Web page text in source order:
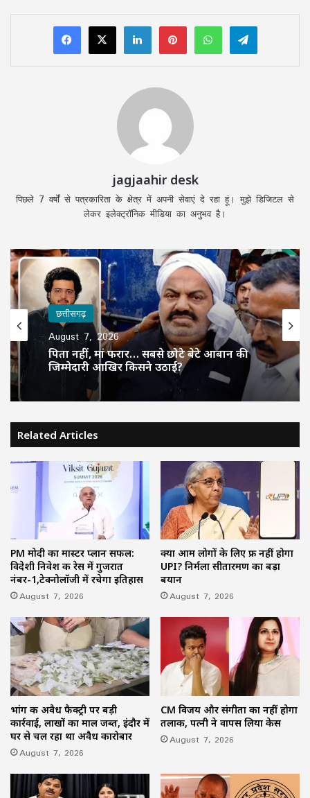
LinkedInPinterestWhatsAppTelegram
jagjaahir desk
पिछले 7 वर्षों से पत्रकारिता के क्षेत्र में अपनी सेवाएं दे रहा हूं। मुझे डिजिटल से
लेकर इलेक्ट्रॉनिक मीडिया का अनुभव है।
छत्तीसगढ़
August 7, 2026
पिता नहीं, मां फरार… सबसे छोटे बेटे आबान की
जिम्मेदारी आखिर किसने उठाई?
Related Articles
PM मोदी का मास्टर प्लान सफल:
विदेशी निवेश की रेस में गुजरात
नंबर-1,टेक्नोलॉजी में रचेगा इतिहास
August 7, 2026
क्या आम लोगों के लिए फ्री नहीं होगा
UPI? निर्मला सीतारमण का बड़ा
बयान
August 7, 2026
भांग की अवैध फैक्ट्री पर बड़ी
कार्रवाई, लाखों का माल जब्त, इंदौर में
घर से चल रहा था अवैध कारोबार
August 7, 2026
CM विजय और संगीता का नहीं होगा
तलाक, पत्नी ने वापस लिया केस
August 7, 2026